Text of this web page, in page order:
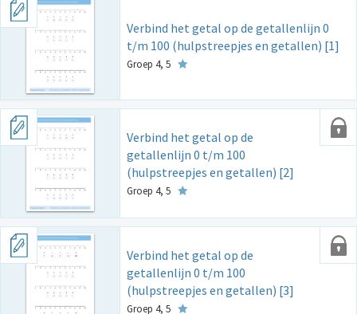
Verbind het getal op de getallenlijn 0
t/m 100 (hulpstreepjes en getallen) [1]
Groep 4, 5
Verbind het getal op de
getallenlijn 0 t/m 100
(hulpstreepjes en getallen) [2]
Groep 4, 5
Verbind het getal op de
getallenlijn 0 t/m 100
(hulpstreepjes en getallen) [3]
Groep 4, 5